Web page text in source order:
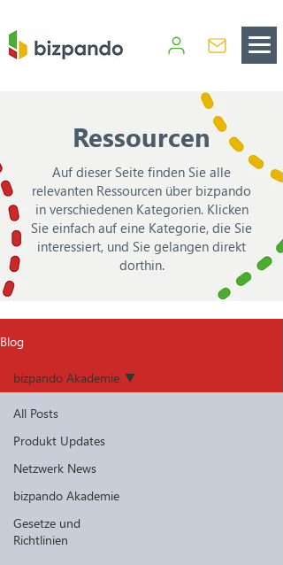
Ressourcen
Auf dieser Seite finden Sie alle
relevanten Ressourcen über bizpando
in verschiedenen Kategorien. Klicken
Sie einfach auf eine Kategorie, die Sie
interessiert, und Sie gelangen direkt
dorthin.
Blog
All Posts
Produkt Updates
Netzwerk News
bizpando Akademie
Gesetze und
Richtlinien
bizpando Akademie